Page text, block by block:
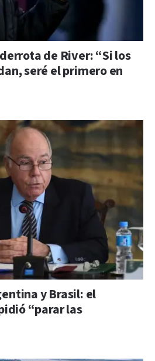
de River: “Si los
seré el primero en
y Brasil: el
“parar las